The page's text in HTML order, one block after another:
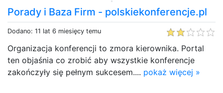
Porady i Baza Firm - polskiekonferencje.pl
Dodano: 11 lat 6 miesięcy temu
Organizacja konferencji to zmora kierownika. Portal
ten objaśnia co zrobić aby wszystkie konferencje
zakończyły się pełnym sukcesem.... pokaż więcej »